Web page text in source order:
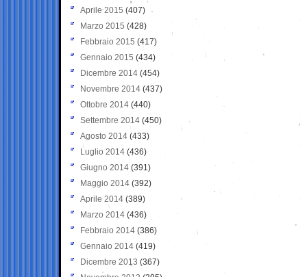
Aprile 2015 (407)
Marzo 2015 (428)
Febbraio 2015 (417)
Gennaio 2015 (434)
Dicembre 2014 (454)
Novembre 2014 (437)
Ottobre 2014 (440)
Settembre 2014 (450)
Agosto 2014 (433)
Luglio 2014 (436)
Giugno 2014 (391)
Maggio 2014 (392)
Aprile 2014 (389)
Marzo 2014 (436)
Febbraio 2014 (386)
Gennaio 2014 (419)
Dicembre 2013 (367)